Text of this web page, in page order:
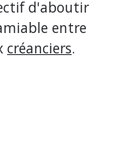
d'aboutir
entre
créanciers.